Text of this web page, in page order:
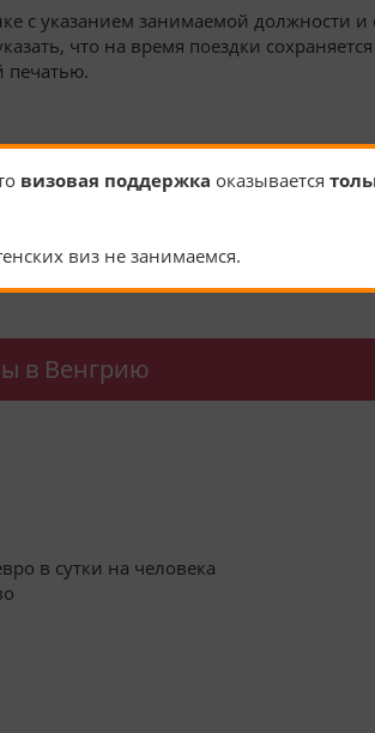
с указанием занимаемой должности и
что на время поездки
печатью.
измениться. Рекомендуем
в Венгрию
в сутки на человека
визовая поддержка оказывается
виз не занимаемся.